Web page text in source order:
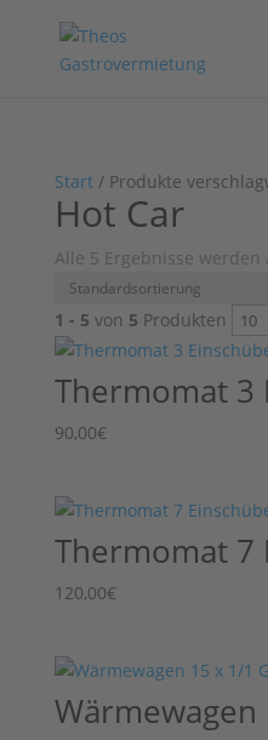
Start/ Produkte
Hot Car
Alle 5 Ergebnisse werden
1 - 5 von 5 Produkten
Thermomat 3
90,00€
Thermomat 7
120,00€
Wärmewagen